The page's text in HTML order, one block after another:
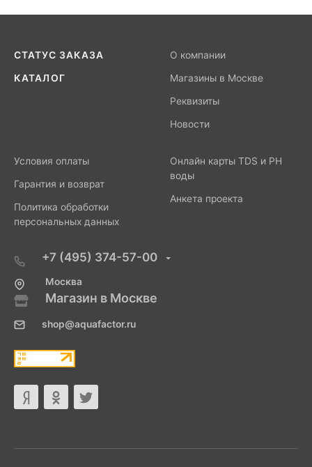
СТАТУС ЗАКАЗА
КАТАЛОГ
О компании
Магазины в Москве
Реквизиты
Новости
Условия оплаты
Гарантия и возврат
Политика обработки
персональных данных
Онлайн карты TDS и PH
воды
Анкета проекта
+7 (495) 374-57-00
Москва
Магазин в Москве
shop@aquafactor.ru